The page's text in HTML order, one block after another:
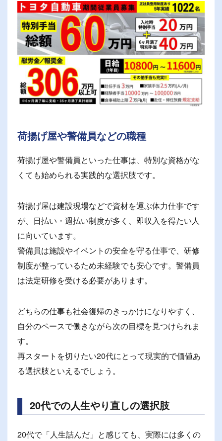
荷揚げ屋や警備員などの職種
荷揚げ屋や警備員といった仕事は、特別な資格がな
くても始められる実践的な選択肢です。
荷揚げ屋は建設現場などで資材を運ぶ体力仕事です
が、日払い・週払い制度が多く、即収入を得たい人
に向いています。
警備員は施設やイベントの安全を守る仕事で、研修
制度が整っているため未経験でも安心です。警備員
は法定研修を受ける必要があります。
どちらの仕事も社会復帰のきっかけになりやすく、
自分のペースで働きながら次の目標を見つけられま
す。
再スタートを切りたい20代にとって現実的で価値あ
る選択肢といえるでしょう。
20代での人生やり直しの選択肢
20代で「人生詰んだ」と感じても、実際には多くの